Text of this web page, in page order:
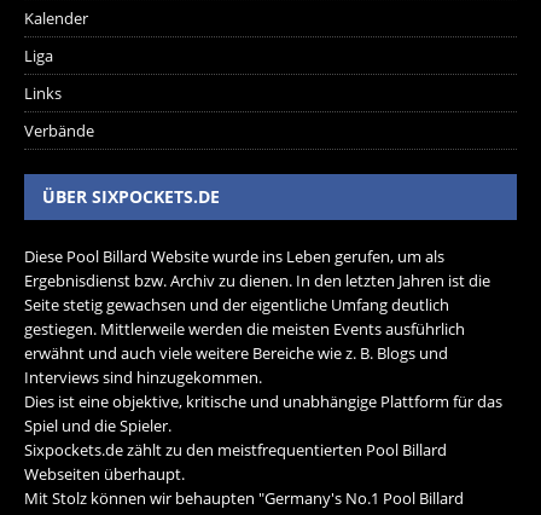
Kalender
Liga
Links
Verbände
ÜBER SIXPOCKETS.DE
Diese Pool Billard Website wurde ins Leben gerufen, um als
Ergebnisdienst bzw. Archiv zu dienen. In den letzten Jahren ist die
Seite stetig gewachsen und der eigentliche Umfang deutlich
gestiegen. Mittlerweile werden die meisten Events ausführlich
erwähnt und auch viele weitere Bereiche wie z. B. Blogs und
Interviews sind hinzugekommen.
Dies ist eine objektive, kritische und unabhängige Plattform für das
Spiel und die Spieler.
Sixpockets.de zählt zu den meistfrequentierten Pool Billard
Webseiten überhaupt.
Mit Stolz können wir behaupten "Germany's No.1 Pool Billard